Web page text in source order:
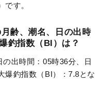
です。
齢、潮名、日の出時
釣指数（BI）は？
出時間：05時36分、日
爆釣指数（BI）：7.8とな